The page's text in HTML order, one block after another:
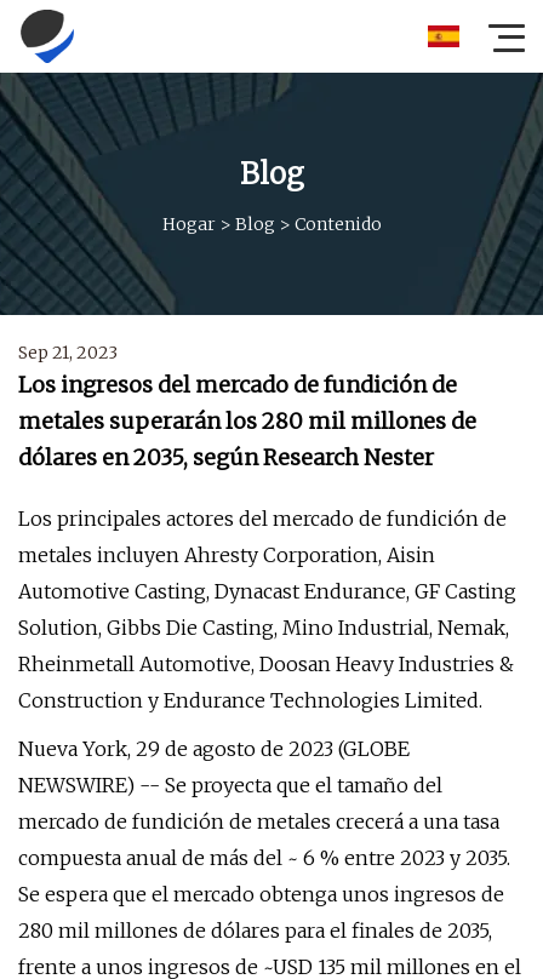
Blog
Hogar> Blog > Contenido
Sep 21, 2023
Los ingresos del mercado de fundición de
metales superarán los 280 mil millones de
dólares en 2035, según Research Nester
Los principales actores del mercado de fundición de
metales incluyen Ahresty Corporation, Aisin
Automotive Casting, Dynacast Endurance, GF Casting
Solution, Gibbs Die Casting, Mino Industrial, Nemak,
Rheinmetall Automotive, Doosan Heavy Industries &
Construction y Endurance Technologies Limited.
Nueva York, 29 de agosto de 2023 (GLOBE
NEWSWIRE) -- Se proyecta que el tamaño del
mercado de fundición de metales crecerá a una tasa
compuesta anual de más del ~ 6 % entre 2023 y 2035.
Se espera que el mercado obtenga unos ingresos de
280 mil millones de dólares para el finales de 2035,
frente a unos ingresos de ~USD 135 mil millones en el